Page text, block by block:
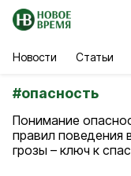
Новости Статьи
#опасность
Понимание
правил поведения
грозы – ключ к